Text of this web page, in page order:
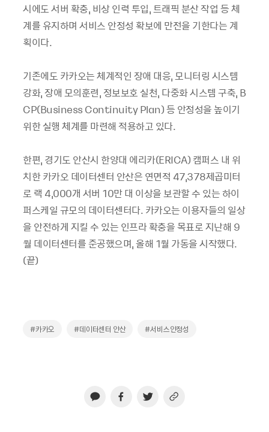
시에도 서버 확충, 비상 인력 투입, 트래픽 분산 작업 등 체
계를 유지하며 서비스 안정성 확보에 만전을 기한다는 계
획이다.
기존에도 카카오는 체계적인 장애 대응, 모니터링 시스템
강화, 장애 모의훈련, 정보보호 실천, 다중화 시스템 구축, B
CP(Business Continuity Plan) 등 안정성을 높이기
위한 실행 체계를 마련해 적용하고 있다.
한편, 경기도 안산시 한양대 에리카(ERICA) 캠퍼스 내 위
치한 카카오 데이터센터 안산은 연면적 47,378제곱미터
로 랙 4,000개 서버 10만 대 이상을 보관할 수 있는 하이
퍼스케일 규모의 데이터센터다. 카카오는 이용자들의 일상
을 안전하게 지킬 수 있는 인프라 확충을 목표로 지난해 9
월 데이터센터를 준공했으며, 올해 1월 가동을 시작했다.
(끝)
#카카오 #데이터센터 안산 #서비스안정성